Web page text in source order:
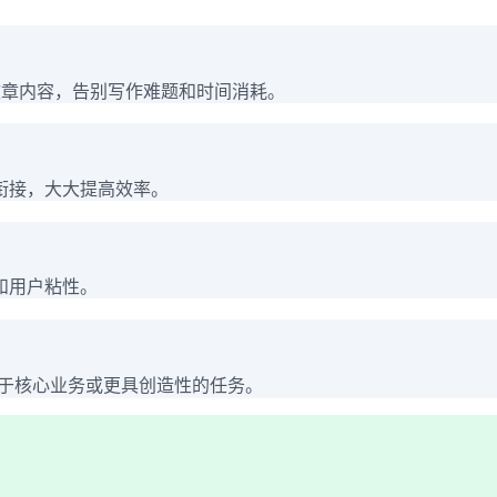
内容，告别写作难题和时间消耗。
，大大提高效率。
户粘性。
心业务或更具创造性的任务。